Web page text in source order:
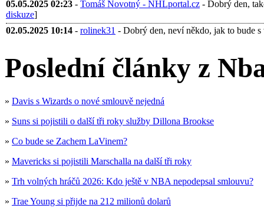
05.05.2025 02:23 - Tomáš Novotný - NHLportal.cz - Dobrý den,
diskuze]
02.05.2025 10:14 - rolinek31 - Dobrý den, neví někdo, jak to bude
Poslední články z
» Davis s Wizards o nové smlouvě nejedná
» Suns si pojistili o další tři roky služby Dillona Brookse
» Co bude se Zachem LaVinem?
» Mavericks si pojistili Marschalla na další tři roky
» Trh volných hráčů 2026: Kdo ještě v NBA nepodepsal smlouvu?
» Trae Young si přijde na 212 milionů dolarů